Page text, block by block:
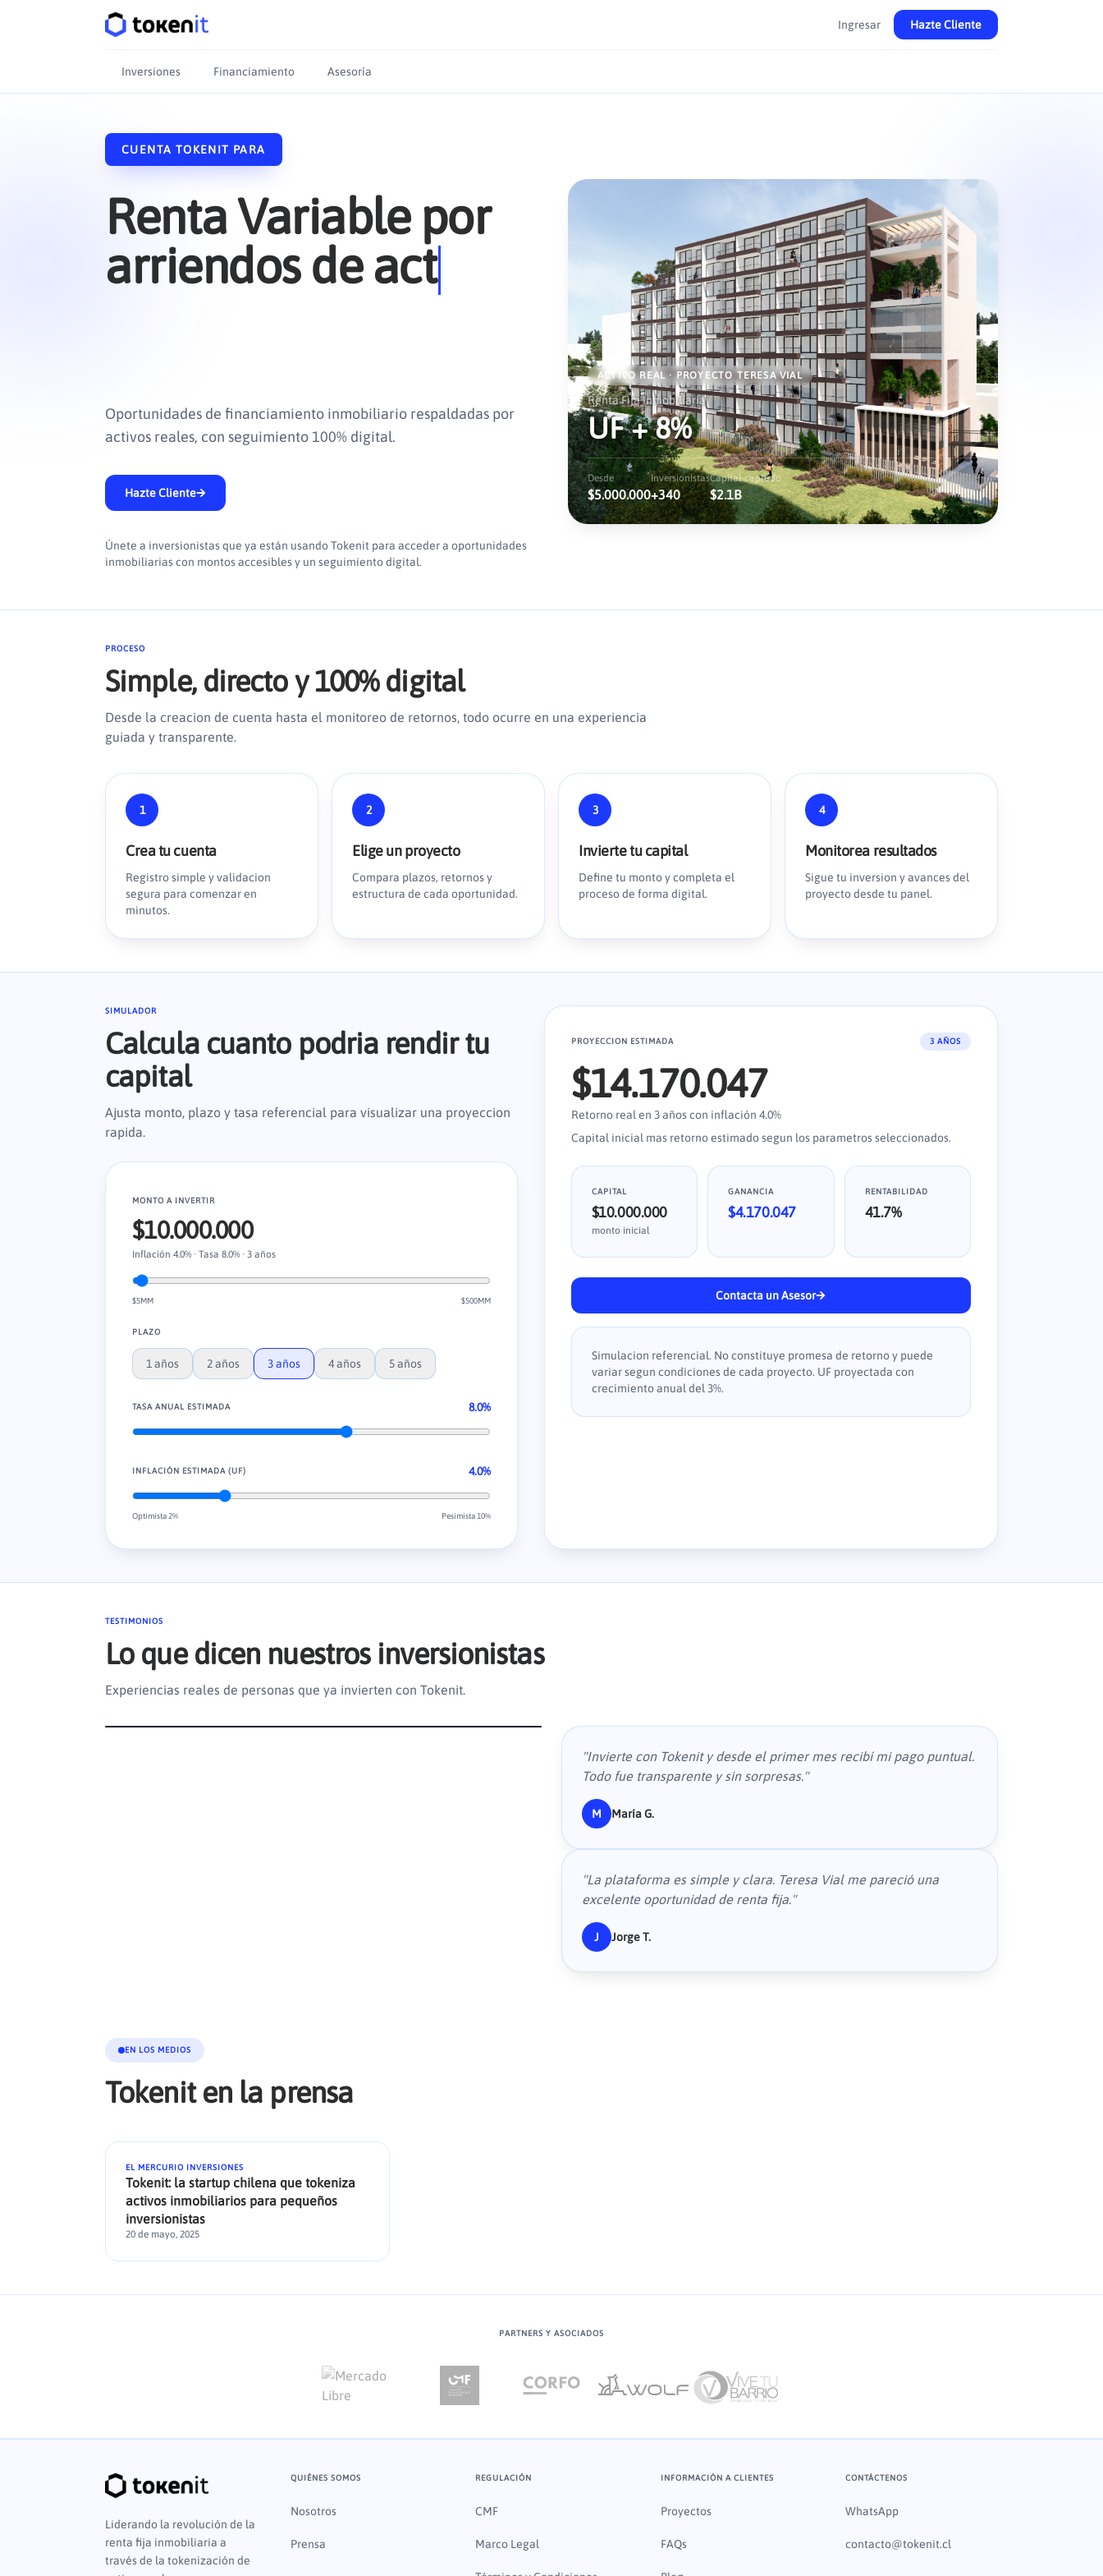
Ingresar Hazte Cliente
Inversiones Financiamiento Asesoría
CUENTA TOKENIT PARA
Renta Variable por
arriendos de activos
Oportunidades de financiamiento inmobiliario respaldadas por
activos reales, con seguimiento 100% digital.
Hazte Cliente
Únete a inversionistas que ya están usando Tokenit para acceder a oportunidades
inmobiliarias con montos accesibles y un seguimiento digital.
ACTIVO REAL · PROYECTO TERESA VIAL
Renta Fija Inmobiliaria
UF + 8%
Desde
$5.000.000
Inversionistas
+340
Capital captado
$2.1B
PROCESO
Simple, directo y 100% digital
Desde la creacion de cuenta hasta el monitoreo de retornos, todo ocurre en una experiencia
guiada y transparente.
1
Crea tu cuenta
Registro simple y validacion
segura para comenzar en
minutos.
2
Elige un proyecto
Compara plazos, retornos y
estructura de cada oportunidad.
3
Invierte tu capital
Define tu monto y completa el
proceso de forma digital.
4
Monitorea resultados
Sigue tu inversion y avances del
proyecto desde tu panel.
SIMULADOR
Calcula cuanto podria rendir tu
capital
Ajusta monto, plazo y tasa referencial para visualizar una proyeccion
rapida.
MONTO A INVERTIR
$10.000.000
Inflación 4.0% · Tasa 8.0% · 3 años
$5MM $500MM
PLAZO
1 años 2años 3años 4años 5años
TASA ANUAL ESTIMADA 8.0%
INFLACIÓN ESTIMADA (UF) 4.0%
Optimista 2% Pesimista 10%
PROYECCION ESTIMADA 3 AÑOS
$14.170.047
Retorno real en 3añoscon inflación 4.0%
Capital inicial mas retorno estimado segun los parametros seleccionados.
CAPITAL
$10.000.000
monto inicial
GANANCIA
$4.170.047
RENTABILIDAD
41.7%
Contacta un Asesor
Simulacion referencial. No constituye promesa de retorno y puede
variar segun condiciones de cada proyecto. UF proyectada con
crecimiento anual del 3%.
TESTIMONIOS
Lo que dicen nuestros inversionistas
Experiencias reales de personas que ya invierten con Tokenit.
"Invierte con Tokenit y desde el primer mes recibí mi pago puntual.
Todo fue transparente y sin sorpresas."
M María G.
"La plataforma es simple y clara. Teresa Vial me pareció una
excelente oportunidad de renta fija."
J Jorge T.
EN LOS MEDIOS
Tokenit en la prensa
EL MERCURIO INVERSIONES
Tokenit: la startup chilena que tokeniza
activos inmobiliarios para pequeños
inversionistas
20 de mayo, 2025
PARTNERS Y ASOCIADOS
Liderando la revolución de la
renta fija inmobiliaria a
través de la tokenización de
QUIÉNES SOMOS
Nosotros
Prensa
REGULACIÓN
CMF
Marco Legal
INFORMACIÓN A CLIENTES
Proyectos
FAQs
CONTÁCTENOS
WhatsApp
contacto@tokenit.cl